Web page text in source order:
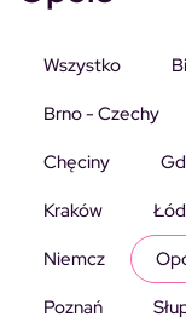
Wszystko
Brno - Czechy
Chęciny
Kraków
Niemcz
Poznań